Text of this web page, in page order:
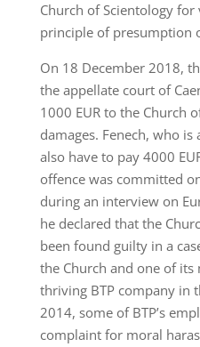
Church of Scientology
principle of presumption
On 18 December 2018,
the appellate court of
1000 EUR to the Church
damages. Fenech, who
also have to pay 4000
offence was committed
during an interview on
he declared that the
been found guilty in a
the Church and one of its
thriving BTP company in
2014, some of BTP’s
complaint for moral